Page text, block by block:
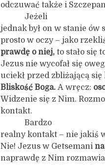
odczuwać także i
Jeżeli
jednak był on w stanie ów
prosto w oczy – jako
prawdę o niej, to stało się
Jezus nie wycofał się
uciekł przed zbliżającą się
Bliskość Boga. A wręcz:
Widzenie się z Nim.
kontakt.
Bardzo
realny kontakt – nie jakiś
Nie! Jezus w Getsemani
naprawdę z Nim